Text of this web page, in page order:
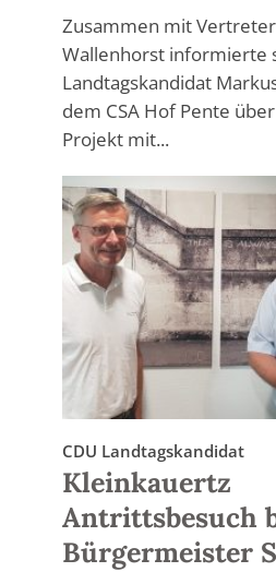
Zusammen mit
Wallenhorst informierte
Landtagskandidat
dem CSA Hof Pente
Projekt mit...
CDU Landtagskandidat
Kleinkauertz
Antrittsbesuch
Bürgermeister